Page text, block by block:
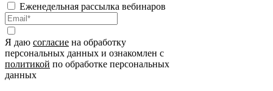
Еженедельная рассылка вебинаров
Я даю согласие на обработку
персональных данных и ознакомлен с
политикой по обработке персональных
данных